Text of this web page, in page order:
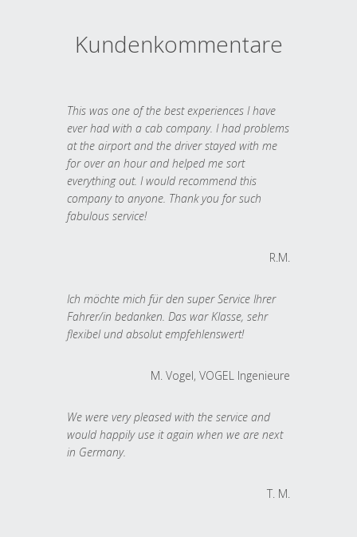
Kundenkommentare
This was one of the best experiences I have
ever had with a cab company. I had problems
at the airport and the driver stayed with me
for over an hour and helped me sort
everything out. I would recommend this
company to anyone. Thank you for such
fabulous service!
R.M.
Ich möchte mich für den super Service Ihrer
Fahrer/in bedanken. Das war Klasse, sehr
flexibel und absolut empfehlenswert!
M. Vogel, VOGEL Ingenieure
We were very pleased with the service and
would happily use it again when we are next
in Germany.
T. M.